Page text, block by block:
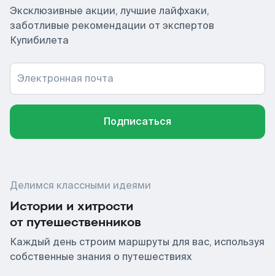
Эксклюзивные акции, лучшие лайфхаки,
заботливые рекомендации от экспертов
Купибилета
Электронная почта
Подписаться
Делимся классными идеями
Истории и хитрости
от путешественников
Каждый день строим маршруты для вас, используя
собственные знания о путешествиях